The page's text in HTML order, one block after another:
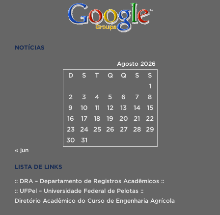
NOTÍCIAS
Agosto 2026
D S T Q Q S
S
1
2
3 4 5 6 7
8
9
10 11 12 13 14
15
16
17 18 19 20 21
22
23
24 25 26 27 28
29
30
31
« jun
LISTA DE LINKS
:: DRA – Departamento de Registros Acadêmicos ::
:: UFPel – Universidade Federal de Pelotas ::
Diretório Acadêmico do Curso de Engenharia Agrícola